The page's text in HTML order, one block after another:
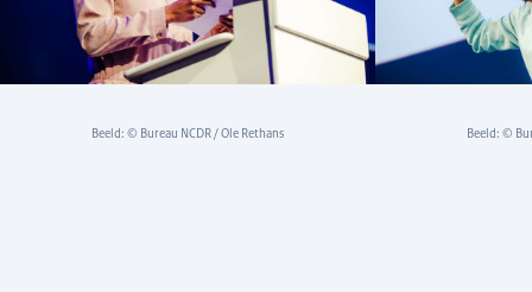
Beeld: © Bureau NCDR / Ole Rethans Beeld: ©